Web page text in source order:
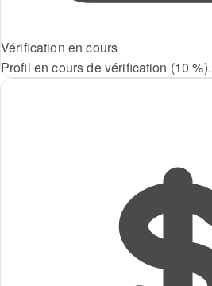
Vérification en cours
Profil en cours de vérification (10 %).